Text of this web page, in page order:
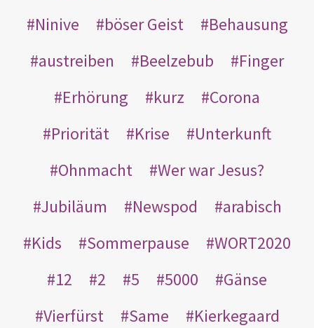
Ninive
böser Geist
Behausung
austreiben
Beelzebub
Finger
Erhörung
kurz
Corona
Priorität
Krise
Unterkunft
Ohnmacht
Wer war Jesus?
Jubiläum
Newspod
arabisch
Kids
Sommerpause
WORT2020
12
2 5 5000
Gänse
Vierfürst
Same
Kierkegaard